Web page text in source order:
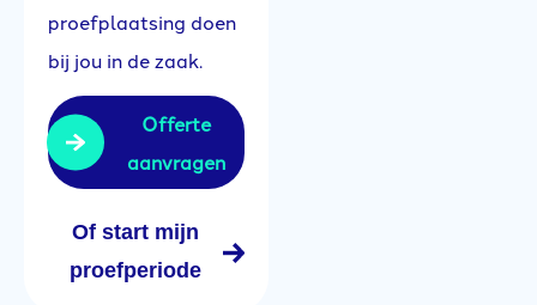
proefplaatsing doen
bij jou in de zaak.
Offerte
aanvragen
Of start mijn
proefperiode